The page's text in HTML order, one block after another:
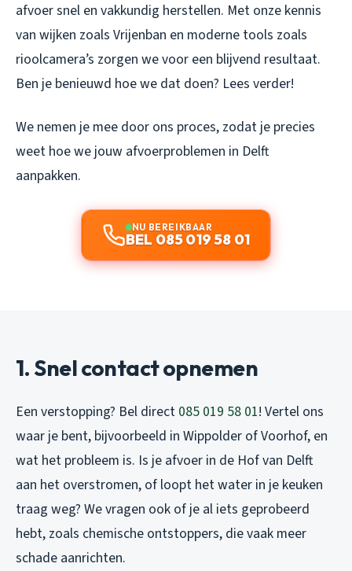
afvoer snel en vakkundig herstellen. Met onze kennis
van wijken zoals Vrijenban en moderne tools zoals
rioolcamera’s zorgen we voor een blijvend resultaat.
Ben je benieuwd hoe we dat doen? Lees verder!
We nemen je mee door ons proces, zodat je precies
weet hoe we jouw afvoerproblemen in Delft
aanpakken.
NU BEREIKBAAR
BEL 085 019 58 01
1. Snel contact opnemen
Een verstopping? Bel direct 085 019 58 01! Vertel ons
waar je bent, bijvoorbeeld in Wippolder of Voorhof, en
wat het probleem is. Is je afvoer in de Hof van Delft
aan het overstromen, of loopt het water in je keuken
traag weg? We vragen ook of je al iets geprobeerd
hebt, zoals chemische ontstoppers, die vaak meer
schade aanrichten.